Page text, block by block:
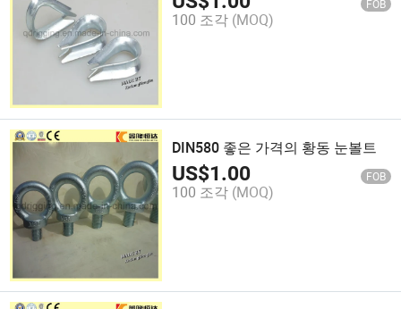
FOB
100 조각 (MOQ)
DIN580 좋은 가격의 황동 눈볼트
US$1.00 FOB
100 조각 (MOQ)